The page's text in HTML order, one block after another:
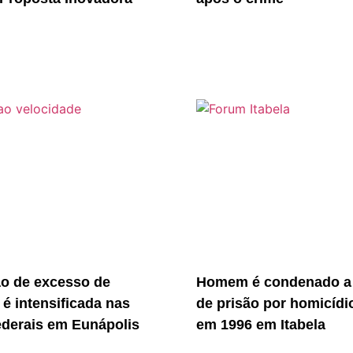
de excesso de
intensificada nas
em Eunápolis
Homem é condenado
de prisão por
em 1996 em Itabela